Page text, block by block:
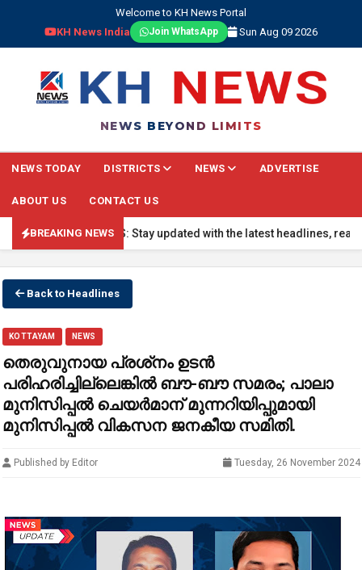
Welcome to KH News Portal
KH News India
Join WhatsApp Sun Aug 09 2026
NEWS BEYOND LIMITS
NEWS TODAY DISTRICTS NEWS ADVERTISE
ABOUT US CONTACT US
BREAKING NEWS
NEWS: Stay updated with the latest headlines, real-
Back to Headlines
KOTTAYAM NEWS
തെരുവുനായ പ്രശ്‌നം ഉടന്‍
പരിഹരിച്ചില്ലെങ്കില്‍ ബൗ-ബൗ സമരം; പാലാ
മുനിസിപ്പൽ ചെയർമാന് മുന്നറിയിപ്പുമായി
മുനിസിപ്പല്‍ വികസന ജനകീയ സമിതി.
Published by Editor Tuesday, 26 November 2024